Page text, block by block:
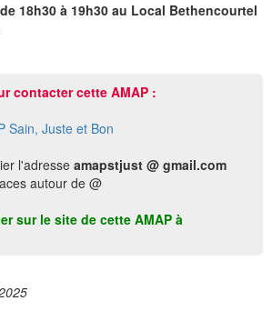
18h30 à 19h30 au Local Bethencourtel
contacter cette AMAP :
Sain, Juste et Bon
l'adresse amapstjust @ gmail.com
autour de @
sur le site de cette AMAP à